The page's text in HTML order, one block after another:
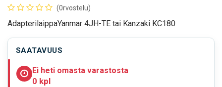
(0rvostelu)
AdapterilaippaYanmar 4JH-TE tai Kanzaki KC180
SAATAVUUS
Ei heti omasta varastosta
0 kpl